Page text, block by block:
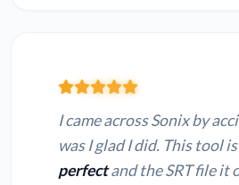
I came across Sonix by
was I glad I did. This tool is
perfectand the SRT file it